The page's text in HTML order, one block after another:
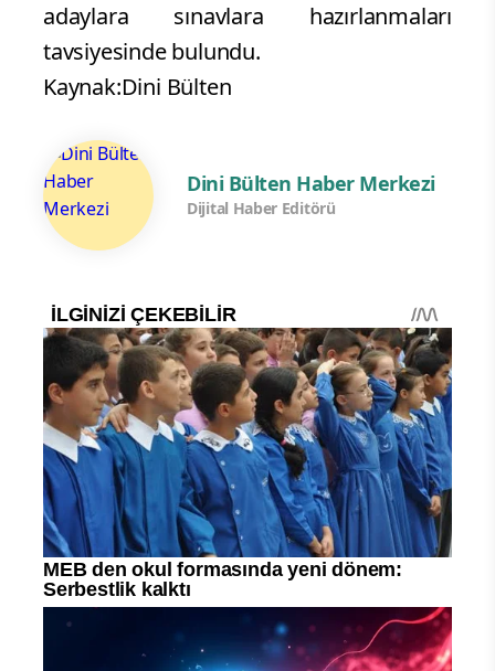
adaylara sınavlara hazırlanmaları
tavsiyesinde bulundu.
Kaynak:Dini Bülten
Dini Bülten Haber Merkezi
Dijital Haber Editörü